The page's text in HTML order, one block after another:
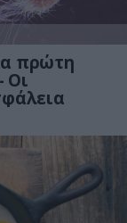
πρώτη
Οι